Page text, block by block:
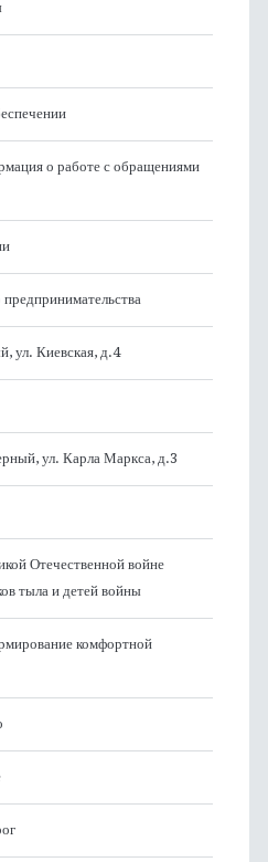
о работе с обращениями
предпринимательства
Киевская, д.4
ул. Карла Маркса, д.3
Отечественной войне
тыла и детей войны
комфортной